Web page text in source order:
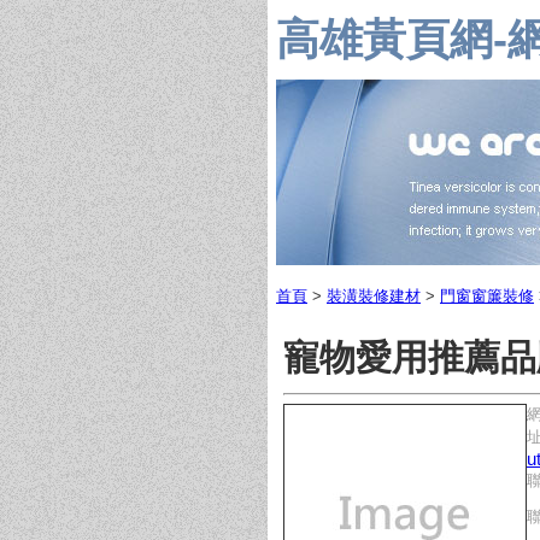
高雄黃頁網-
首頁 > 裝潢裝修建材 > 門窗窗簾裝修
寵物愛用推薦